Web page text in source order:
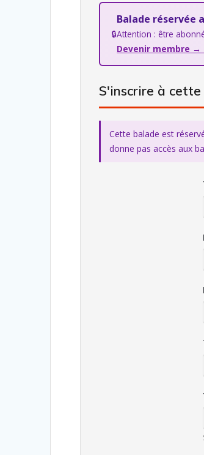
🔒
Balade réservée
Attention : être
Devenir membre →
S'inscrire à
Cette balade est
donne pas accès aux